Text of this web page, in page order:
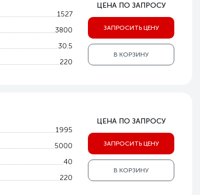
1527
3800
30.5
220
ЦЕНА ПО ЗАПРОСУ
ЗАПРОСИТЬ ЦЕНУ
В КОРЗИНУ
1995
5000
40
220
ЦЕНА ПО ЗАПРОСУ
ЗАПРОСИТЬ ЦЕНУ
В КОРЗИНУ